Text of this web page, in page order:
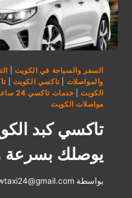
السفر والسياحة في الكويت
والمواصلات |تاكسي الكويت |
الكويت| خدمات تاكسي 24 ساعة
مواصلات الكويت
تاكسي كبد
يوصلك بسرعة
بواسطة